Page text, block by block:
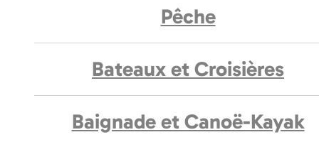
Pêche
Bateaux et Croisières
Baignade et Canoë-Kayak